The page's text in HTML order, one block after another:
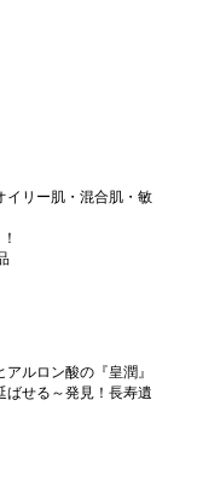
イリー肌・混合肌・敏
ルロン酸の『皇潤』
ばせる～発見！長寿遺